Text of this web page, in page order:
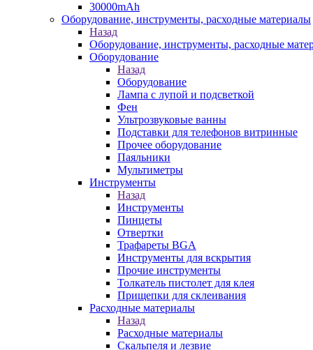
30000mAh
Оборудование, инструменты, расходные материалы
Назад
Оборудование, инструменты, расходные
Оборудование
Назад
Оборудование
Лампа с лупой и подсветкой
Фен
Ультрозвуковые ванны
Подставки для телефонов витринные
Прочее оборудование
Паяльники
Мультиметры
Инструменты
Назад
Инструменты
Пинцеты
Отвертки
Трафареты BGA
Инструменты для вскрытия
Прочие инструменты
Толкатель пистолет для клея
Прищепки для склеивания
Расходные материалы
Назад
Расходные материалы
Скальпеля и лезвие